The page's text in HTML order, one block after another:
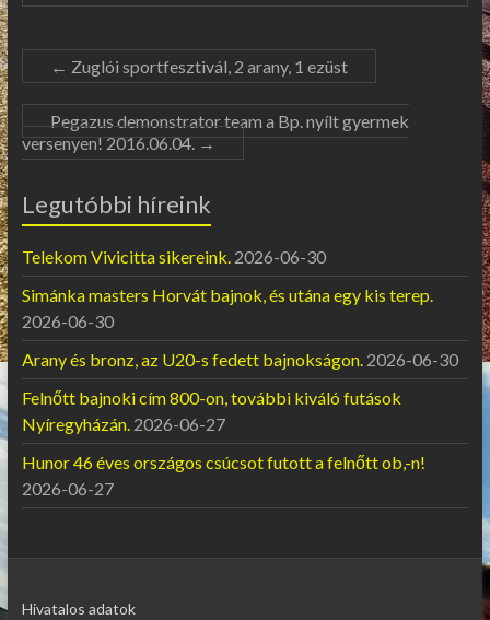
← Zuglói sportfesztivál, 2 arany, 1 ezüst
Pegazus demonstrator team a Bp. nyílt gyermek
versenyen! 2016.06.04.→
Legutóbbi híreink
Telekom Vivicitta sikereink. 2026-06-30
Simánka masters Horvát bajnok, és utána egy kis terep.
2026-06-30
Arany és bronz, az U20-s fedett bajnokságon. 2026-06-30
Felnőtt bajnoki cím 800-on, további kiváló futások
Nyíregyházán. 2026-06-27
Hunor 46 éves országos csúcsot futott a felnőtt ob,-n!
2026-06-27
Hivatalos adatok